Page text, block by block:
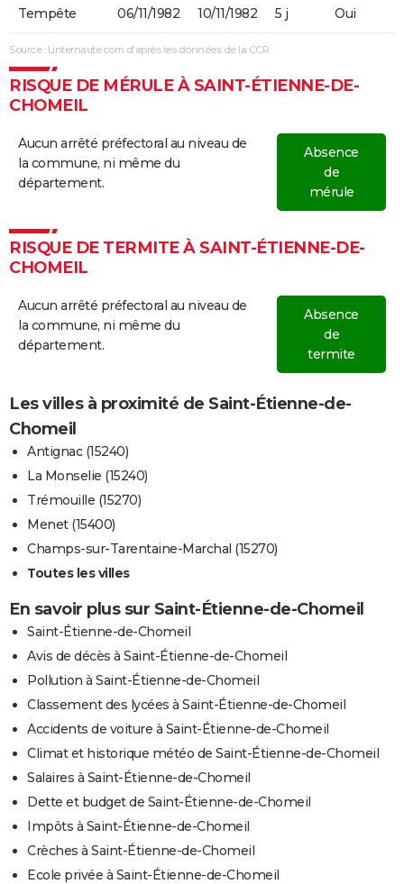
Tempête 06/11/1982 10/11/1982 5 j Oui
Source : Linternaute.com d'après les données de la CCR
RISQUE DE MÉRULE À SAINT-ÉTIENNE-DE-
CHOMEIL
Aucun arrêté préfectoral au niveau de
la commune, ni même du
département.
Absence
de
mérule
RISQUE DE TERMITE À SAINT-ÉTIENNE-DE-
CHOMEIL
Aucun arrêté préfectoral au niveau de
la commune, ni même du
département.
Absence
de
termite
Les villes à proximité de Saint-Étienne-de-
Chomeil
Antignac (15240)
La Monselie (15240)
Trémouille (15270)
Menet (15400)
Champs-sur-Tarentaine-Marchal (15270)
Toutes les villes
En savoir plus sur Saint-Étienne-de-Chomeil
Saint-Étienne-de-Chomeil
Avis de décès à Saint-Étienne-de-Chomeil
Pollution à Saint-Étienne-de-Chomeil
Classement des lycées à Saint-Étienne-de-Chomeil
Accidents de voiture à Saint-Étienne-de-Chomeil
Climat et historique météo de Saint-Étienne-de-Chomeil
Salaires à Saint-Étienne-de-Chomeil
Dette et budget de Saint-Étienne-de-Chomeil
Impôts à Saint-Étienne-de-Chomeil
Crèches à Saint-Étienne-de-Chomeil
Ecole privée à Saint-Étienne-de-Chomeil